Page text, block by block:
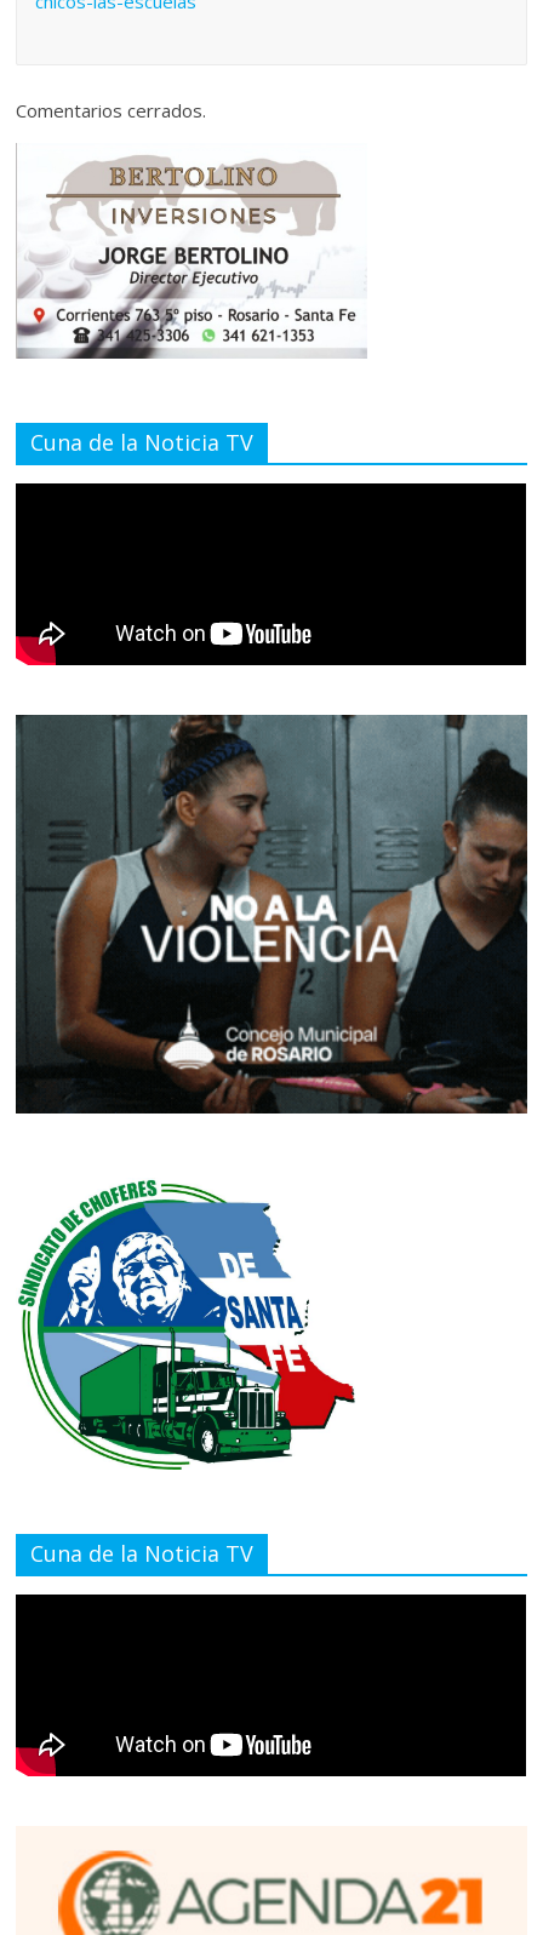
Comentarios cerrados.
Cuna de la Noticia TV
Cuna de la Noticia TV